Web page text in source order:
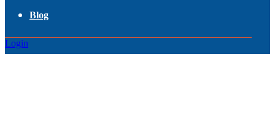
Blog
Login